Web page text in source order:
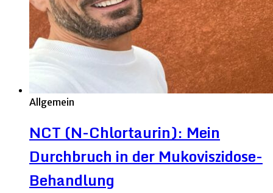
Allgemein
NCT (N-Chlortaurin): Mein
Durchbruch in der Mukoviszidose-
Behandlung